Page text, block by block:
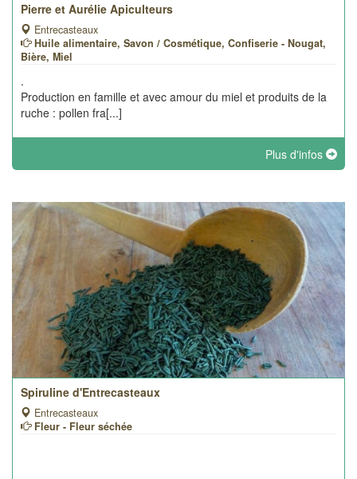
Pierre et Aurélie Apiculteurs
Entrecasteaux
Huile alimentaire, Savon / Cosmétique, Confiserie - Nougat,
Bière, Miel
.
Production en famille et avec amour du miel et produits de la
ruche : pollen fra[...]
Plus d'infos
Spiruline d'Entrecasteaux
Entrecasteaux
Fleur - Fleur séchée